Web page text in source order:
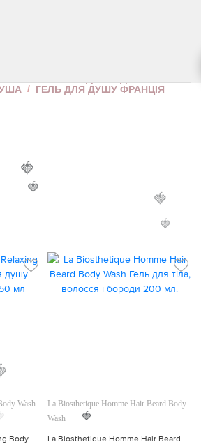
ДУШУ ФРАНЦІЯ
ГЕЛЬ ДЛЯ ДУШУ ФРАНЦІЯ
Wash
Body
La Biosthetique Homme Hair Beard Body
Wash
La Biosthetique Homme Hair Beard
🍓
🍓
🍓